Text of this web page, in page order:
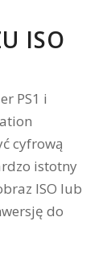
ISO
PS1 i
cyfrową
istotny
ISO lub
do